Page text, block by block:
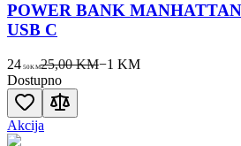
POWER BANK
USB C
24 50KM25,00 KM−1 KM
Dostupno
Akcija